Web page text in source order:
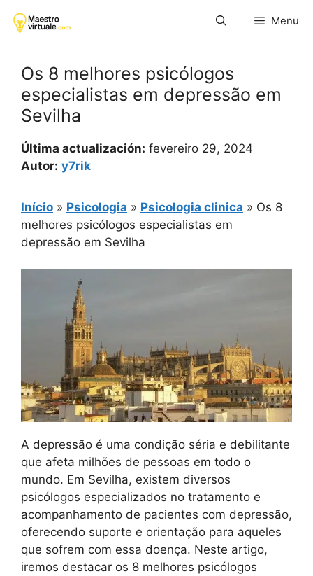
para
Menu
Os 8 melhores psicólogos
especialistas em depressão em
Sevilha
Última actualización: fevereiro 29, 2024
Autor: y7rik
Início » Psicologia » Psicologia clinica » Os 8
melhores psicólogos especialistas em
depressão em Sevilha
A depressão é uma condição séria e debilitante
que afeta milhões de pessoas em todo o
mundo. Em Sevilha, existem diversos
psicólogos especializados no tratamento e
acompanhamento de pacientes com depressão,
oferecendo suporte e orientação para aqueles
que sofrem com essa doença. Neste artigo,
iremos destacar os 8 melhores psicólogos